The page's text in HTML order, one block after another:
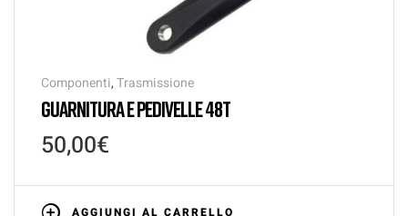
Componenti,Trasmissione
GUARNITURA E PEDIVELLE 48T
50,00€